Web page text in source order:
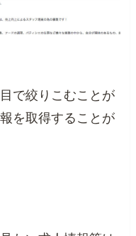
で絞りこむことが
を取得することが